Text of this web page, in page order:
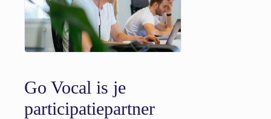
Go Vocal is je
participatiepartner